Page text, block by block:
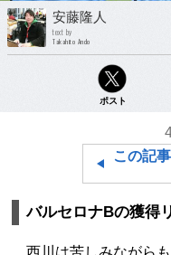
安藤隆人
text by
Takahito Ando
ポスト
この記
バルセロナBの獲得